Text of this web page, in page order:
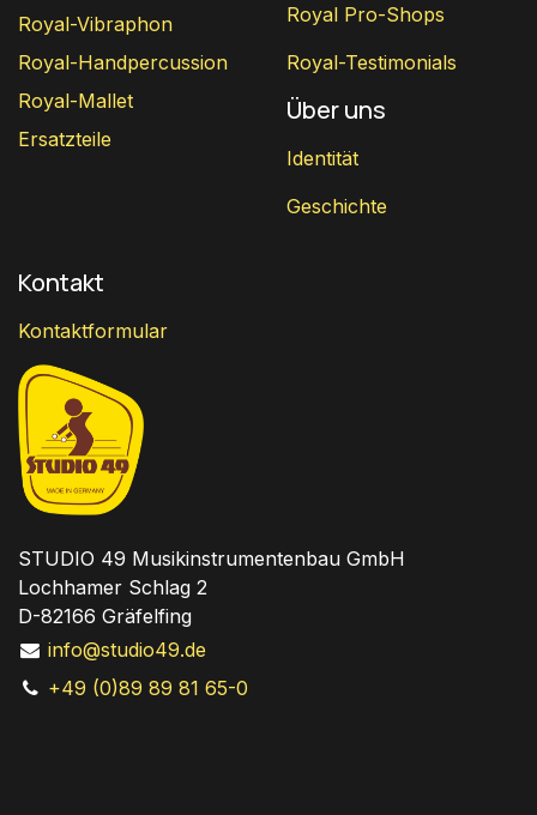
Royal-Vibraphon
Royal-Handpercussion
Royal-Mallet
Ersatzteile
Royal Pro-Shops
Royal-Testimonials
Über uns
Identität
Geschichte
Kontakt
Kontaktformular
STUDIO 49 Musikinstrumentenbau GmbH
Lochhamer Schlag 2
D-82166 Gräfelfing
info@studio49.de
+49 (0)89 89 81 65-0